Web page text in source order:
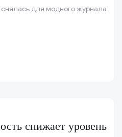
для модного журнала
снижает уровень